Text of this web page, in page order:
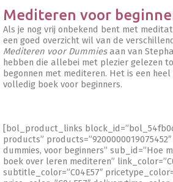
Mediteren voor
Als je nog vrij onbekend bent met
een goed overzicht wil van de
Mediteren voor Dummiesaan van
hebben die allebei met plezier gelezen
begonnen met mediteren. Het is een
volledig boek voor beginners.
[bol_product_links
products”
dummies, voor beginners” sub_id=”Hoe
boek over leren mediteren”
subtitle_color=”C04E57″